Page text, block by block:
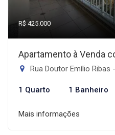
R$ 425.000
Apartamento à Venda
Rua Doutor Emílio Ribas
1 Quarto 1 Banheiro
Mais informações